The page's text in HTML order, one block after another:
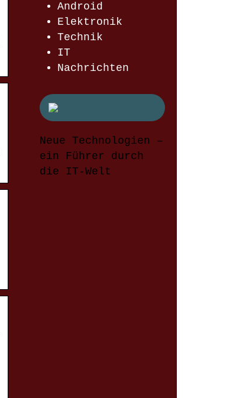
Android
Elektronik
Technik
IT
Nachrichten
Neue Technologien –
ein Führer durch
die IT-Welt